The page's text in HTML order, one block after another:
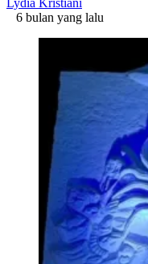
6 bulan yang lalu